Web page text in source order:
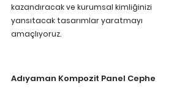
kazandıracak ve kurumsal kimliğinizi
yansıtacak tasarımlar yaratmayı
amaçlıyoruz.
Adıyaman Kompozit Panel Cephe